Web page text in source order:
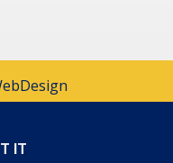
IT